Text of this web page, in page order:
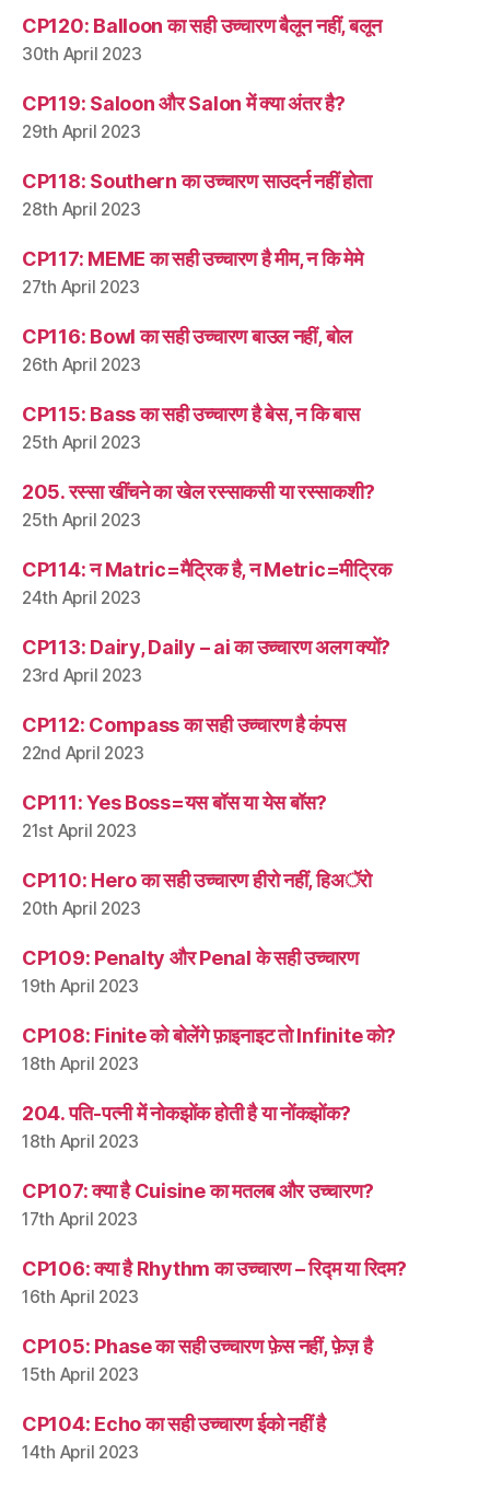
CP120: Balloon का सही उच्चारण बैलून नहीं, बलून
30th April 2023
CP119: Saloon और Salon में क्या अंतर है?
29th April 2023
CP118: Southern का उच्चारण साउदर्न नहीं होता
28th April 2023
CP117: MEME का सही उच्चारण है मीम, न कि मेमे
27th April 2023
CP116: Bowl का सही उच्चारण बाउल नहीं, बोल
26th April 2023
CP115: Bass का सही उच्चारण है बेस, न कि बास
25th April 2023
205. रस्सा खींचने का खेल रस्साकसी या रस्साकशी?
25th April 2023
CP114: न Matric=मैट्रिक है, न Metric=मीट्रिक
24th April 2023
CP113: Dairy, Daily – ai का उच्चारण अलग क्यों?
23rd April 2023
CP112: Compass का सही उच्चारण है कंपस
22nd April 2023
CP111: Yes Boss=यस बॉस या येस बॉस?
21st April 2023
CP110: Hero का सही उच्चारण हीरो नहीं, हिअॅरो
20th April 2023
CP109: Penalty और Penal के सही उच्चारण
19th April 2023
CP108: Finite को बोलेंगे फ़ाइनाइट तो Infinite को?
18th April 2023
204. पति-पत्नी में नोकझोंक होती है या नोंकझोंक?
18th April 2023
CP107: क्या है Cuisine का मतलब और उच्चारण?
17th April 2023
CP106: क्या है Rhythm का उच्चारण – रिद्म या रिदम?
16th April 2023
CP105: Phase का सही उच्चारण फ़ेस नहीं, फ़ेज़ है
15th April 2023
CP104: Echo का सही उच्चारण ईको नहीं है
14th April 2023